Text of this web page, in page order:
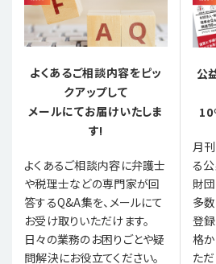
よくあるご相談内容をピッ
クアップして
メールにてお届けいたしま
す!
よくあるご相談内容に弁護士
や税理士などの専門家が回
答するQ&A集を、メールにて
お受け取りいただけます。
日々の業務のお困りごとや疑
問解決にお役立てください。
公
月
る
財
多
登
格
ただ